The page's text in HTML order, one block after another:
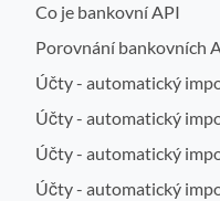
Co je bankovní API
Porovnání bankovních
Účty - automatický
Účty - automatický
Účty - automatický
Účty - automatický